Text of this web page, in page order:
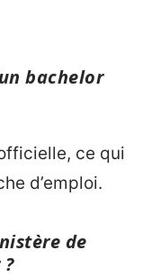
bachelor
ce qui
d’emploi.
de